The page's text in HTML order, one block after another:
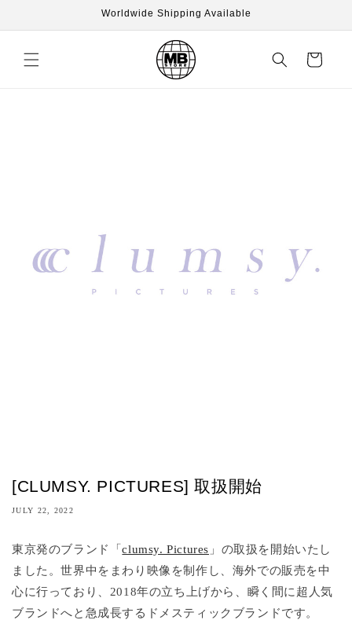
Worldwide Shipping Available
Cart
[CLUMSY. PICTURES] 取扱開始
JULY 22, 2022
東京発のブランド「clumsy. Pictures 」の取扱を開始いたし
ました。世界中をまわり映像を制作し、海外での販売を中
心に行っており、2018年の立ち上げから、瞬く間に超人気
ブランドへと急成長するドメスティックブランドです。